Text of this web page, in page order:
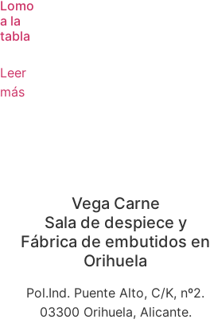
Lomo
a la
tabla
Leer
más
Vega Carne
Sala de despiece y
Fábrica de embutidos en
Orihuela
Pol.Ind. Puente Alto, C/K, nº2.
03300 Orihuela, Alicante.